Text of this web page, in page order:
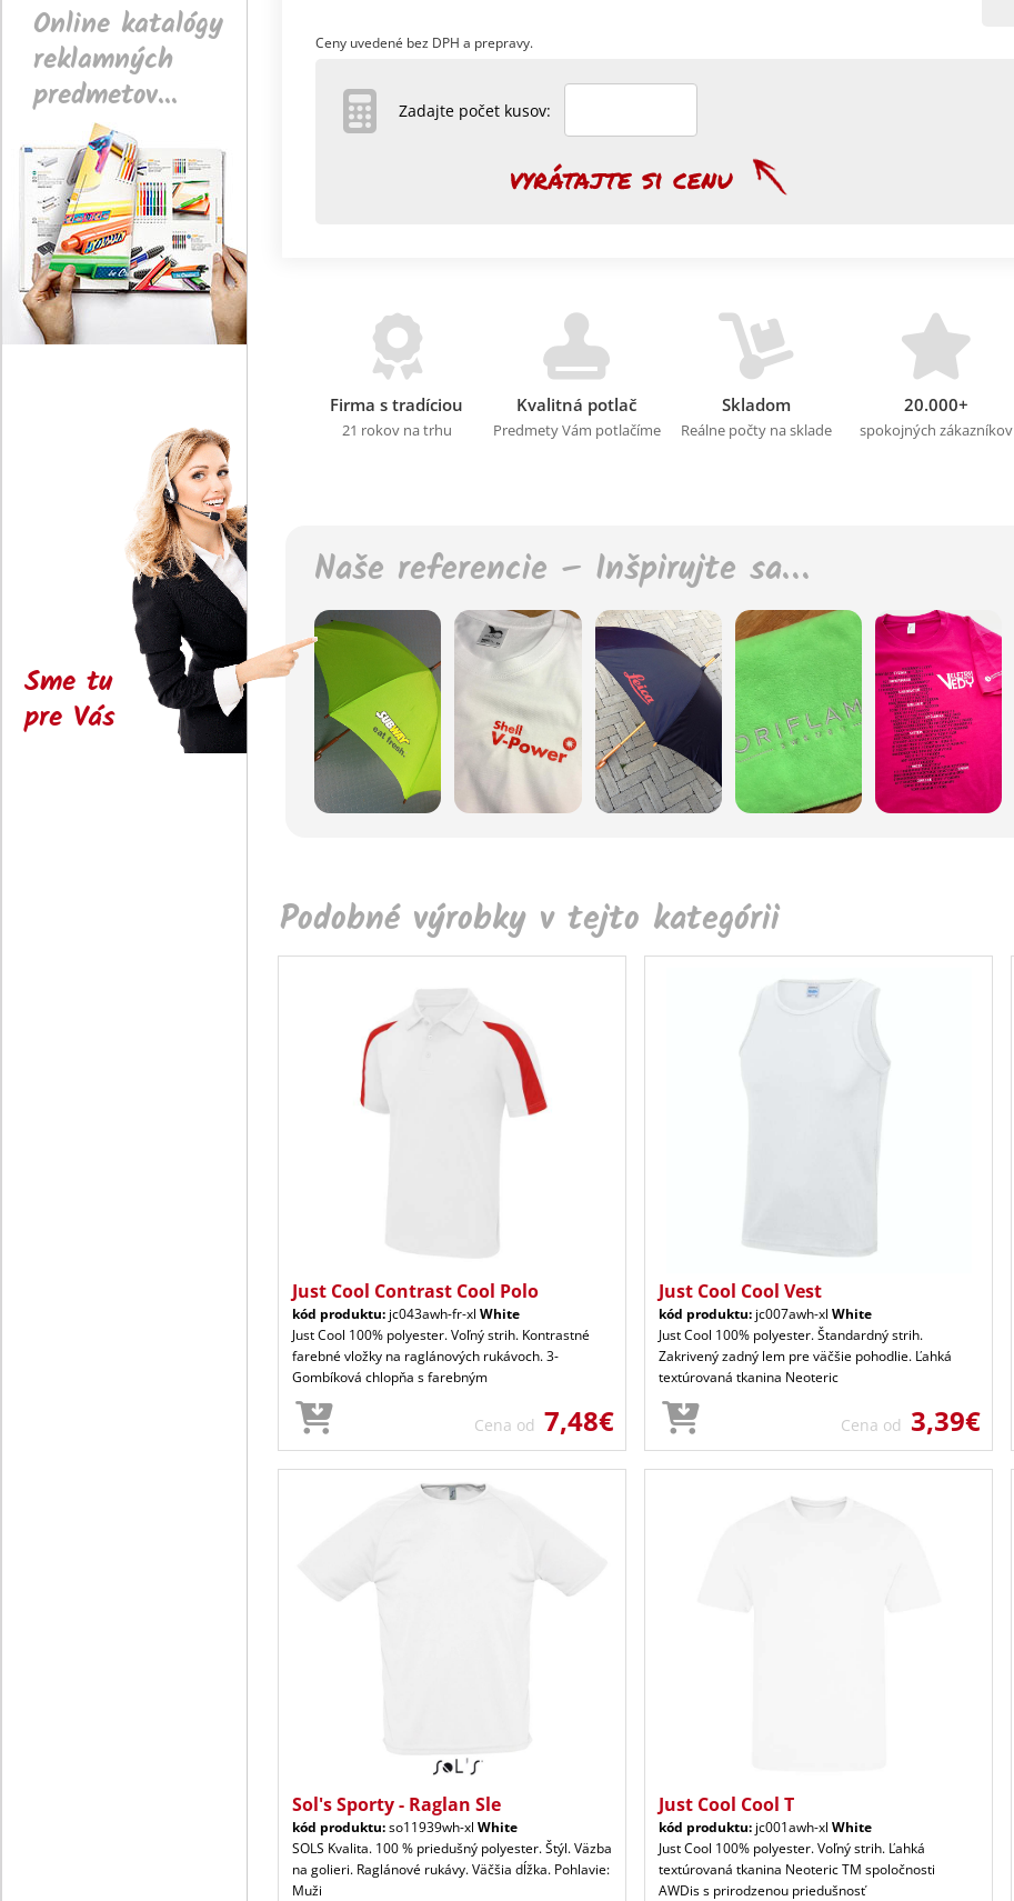
Online katalógy
reklamných
predmetov...
Sme tu
pre Vás
Ceny uvedené bez DPH a prepravy.
Zadajte počet kusov:
Firma s tradíciou
21 rokov na trhu
Kvalitná potlač
Predmety Vám potlačíme
Skladom
Reálne počty na sklade
20.000+
spokojných zákazníkov
Naše referencie – Inšpirujte sa…
Podobné výrobky v tejto kategórii
Just Cool Contrast Cool Polo
kód produktu: jc043awh-fr-xl White
Just Cool 100% polyester. Voľný strih. Kontrastné
farebné vložky na raglánových rukávoch. 3-
Gombíková chlopňa s farebným
Cena od 7,48€
Just Cool Cool Vest
kód produktu: jc007awh-xl White
Just Cool 100% polyester. Štandardný strih.
Zakrivený zadný lem pre väčšie pohodlie. Ľahká
textúrovaná tkanina Neoteric
Cena od 3,39€
Sol's Sporty - Raglan Sle
kód produktu:so11939wh-xl White
SOLS Kvalita. 100 % priedušný polyester. Štýl. Väzba
na golieri. Raglánové rukávy. Väčšia dĺžka. Pohlavie:
Muži
Just Cool Cool T
kód produktu: jc001awh-xl White
Just Cool 100% polyester. Voľný strih. Ľahká
textúrovaná tkanina Neoteric TM spoločnosti
AWDis s prirodzenou priedušnosť